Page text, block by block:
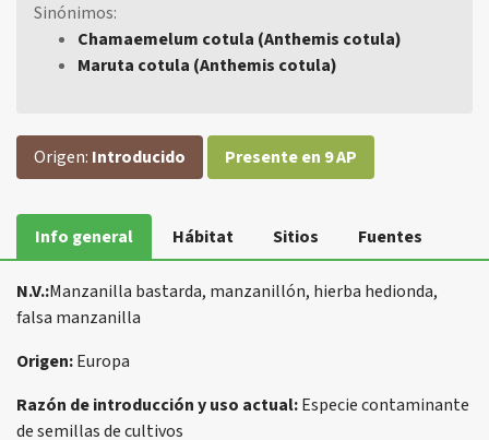
Sinónimos:
Chamaemelum cotula (Anthemis cotula)
Maruta cotula (Anthemis cotula)
Origen: Introducido Presente en 9 AP
Info general Hábitat Sitios Fuentes
N.V.:Manzanilla bastarda, manzanillón, hierba hedionda,
falsa manzanilla
Origen:Europa
Razón de introducción y uso actual:Especie contaminante
de semillas de cultivos